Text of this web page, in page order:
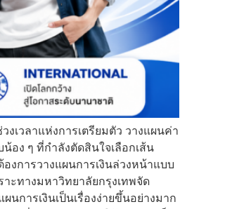
เวลาแห่งการเตรียมตัว วางแผนค่า
อง ๆ ที่กำลังตัดสินใจเลือกเส้น
งการวางแผนการเงินล่วงหน้าแบบ
ะทางมหาวิทยาลัยกรุงเทพจัด
การเงินเป็นเรื่องง่ายขึ้นอย่างมาก